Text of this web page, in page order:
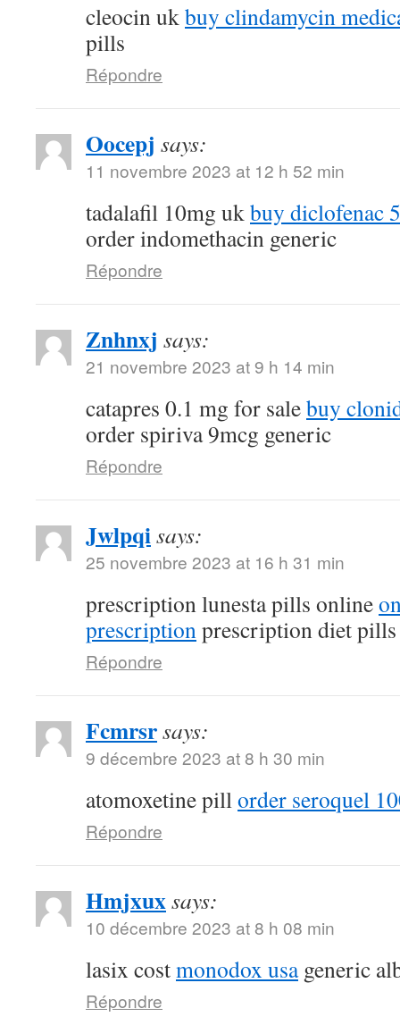
cleocin ukbuy clindamycin
pills
Répondre
Oocepj says:
11 novembre 2023 at 12 h 52 min
tadalafil 10mg ukbuy diclofenac
order indomethacin generic
Répondre
Znhnxj says:
21 novembre 2023 at 9 h 14 min
catapres 0.1 mg for salebuy
order spiriva 9mcg generic
Répondre
Jwlpqisays:
25 novembre 2023 at 16 h 31 min
prescription lunesta pills online
prescriptionprescription diet
Répondre
Fcmrsrsays:
9 décembre 2023 at 8 h 30 min
atomoxetine pillorder seroquel
Répondre
Hmjxuxsays:
10 décembre 2023 at 8 h 08 min
lasix costmonodox usageneric
Répondre